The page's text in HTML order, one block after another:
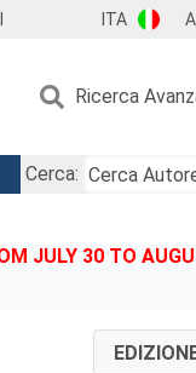
ITA
Ricerca
Cerca:
JULY 30 TO